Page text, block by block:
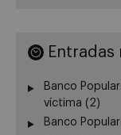
Entradas
Banco
víctima (2)
Banco